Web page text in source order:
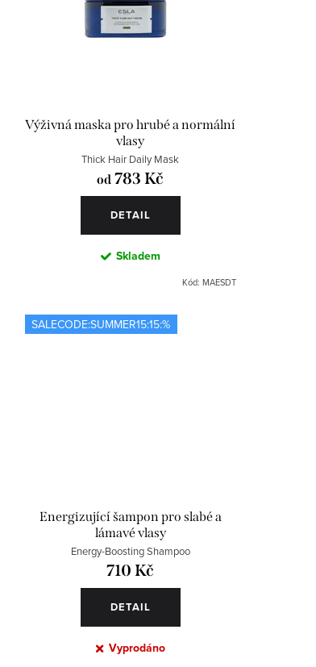
Výživná maska pro hrubé a normální
vlasy
Thick Hair Daily Mask
od 783 Kč
DETAIL
Skladem
Kód: MAESDT
SALECODE:SUMMER15:15:%
Energizující šampon pro slabé a
lámavé vlasy
Energy-Boosting Shampoo
710 Kč
DETAIL
Vyprodáno